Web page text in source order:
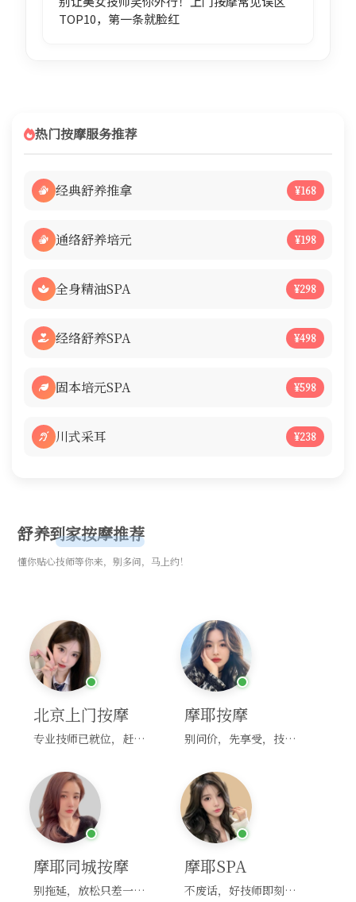
TOP10，第一条就脸红
热门按摩服务推荐
经典舒养推拿 ¥168
通络舒养培元 ¥198
全身精油SPA ¥298
经络舒养SPA ¥498
固本培元SPA ¥598
川式采耳 ¥238
舒养到家按摩推荐
懂你贴心技师等你来，别多问，马上约！
北京上门按摩
专业技师已就位，赶紧下单！
摩耶按摩
别问价，先享受，技师马上到！
摩耶同城按摩
别拖延，放松只差一次点击！
摩耶SPA
不废话，好技师即刻上门，约！